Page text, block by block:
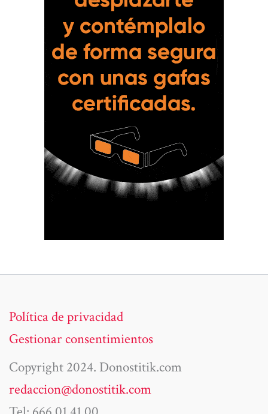
Política de privacidad
Gestionar consentimientos
Copyright 2024. Donostitik.com
redaccion@donostitik.com